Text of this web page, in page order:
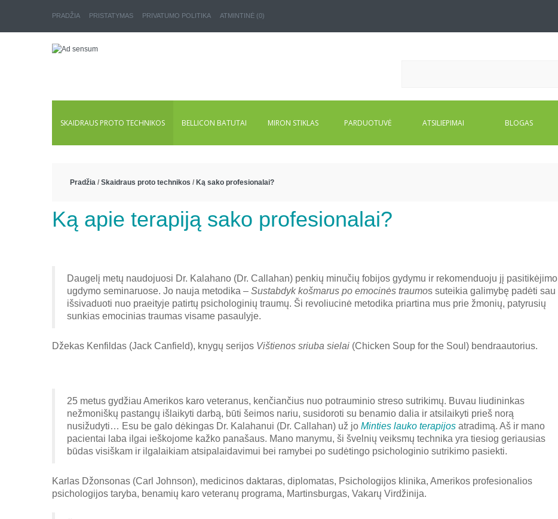
PRADŽIA PRISTATYMAS PRIVATUMO POLITIKA ATMINTINĖ (0)
SKAIDRAUS PROTO TECHNIKOS BELLICON BATUTAI MIRON STIKLAS PARDUOTUVĖ ATSILIEPIMAI BLOGAS
Pradžia / Skaidraus proto technikos / Ką sako profesionalai?
Ką apie terapiją sako profesionalai?
Daugelį metų naudojuosi Dr. Kalahano (Dr. Callahan) penkių minučių fobijos gydymu ir rekomenduoju jį pasitikėjimo
ugdymo seminaruose. Jo nauja metodika – Sustabdyk košmarus po emocinės traumos suteikia galimybę padėti sau
išsivaduoti nuo praeityje patirtų psichologinių traumų. Ši revoliucinė metodika priartina mus prie žmonių, patyrusių
sunkias emocinias traumas visame pasaulyje.
Džekas Kenfildas (Jack Canfield), knygų serijos Vištienos sriuba sielai (Chicken Soup for the Soul) bendraautorius.
25 metus gydžiau Amerikos karo veteranus, kenčiančius nuo potrauminio streso sutrikimų. Buvau liudininkas
nežmoniškų pastangų išlaikyti darbą, būti šeimos nariu, susidoroti su benamio dalia ir atsilaikyti prieš norą
nusižudyti… Esu be galo dėkingas Dr. Kalahanui (Dr. Callahan) už jo Minties lauko terapijos atradimą. Aš ir mano
pacientai laba ilgai ieškojome kažko panašaus. Mano manymu, ši švelnių veiksmų technika yra tiesiog geriausias
būdas visiškam ir ilgalaikiam atsipalaidavimui bei ramybei po sudėtingo psichologinio sutrikimo pasiekti.
Karlas Džonsonas (Carl Johnson), medicinos daktaras, diplomatas, Psichologijos klinika, Amerikos profesionalios
psichologijos taryba, benamių karo veteranų programa, Martinsburgas, Vakarų Virdžinija.